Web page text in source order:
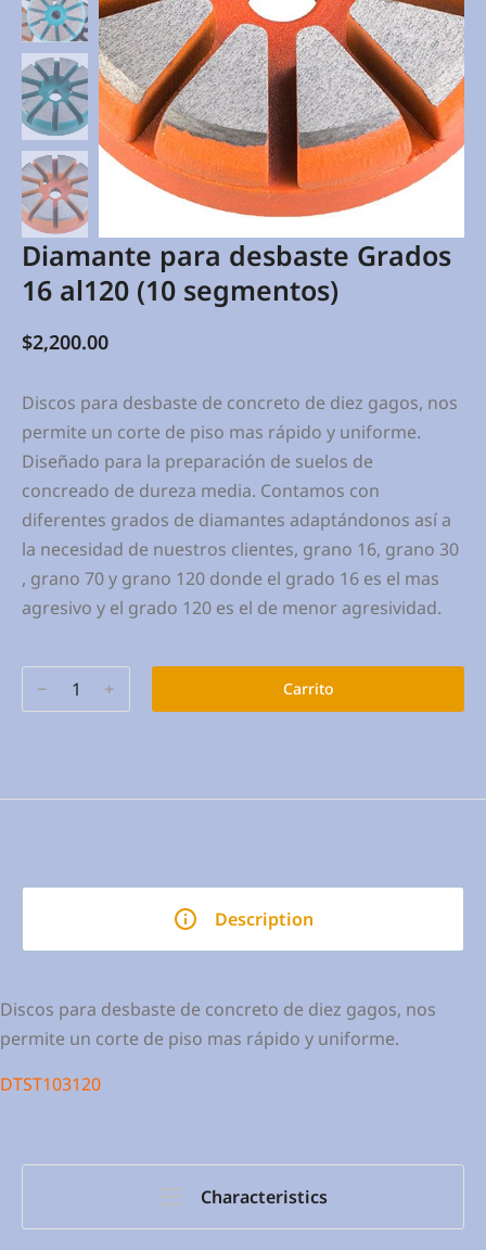
Diamante para desbaste Grados
16 al120 (10 segmentos)
$2,200.00
Discos para desbaste de concreto de diez gagos, nos
permite un corte de piso mas rápido y uniforme.
Diseñado para la preparación de suelos de
concreado de dureza media. Contamos con
diferentes grados de diamantes adaptándonos así a
la necesidad de nuestros clientes, grano 16, grano 30
, grano 70 y grano 120 donde el grado 16 es el mas
agresivo y el grado 120 es el de menor agresividad.
﹣ ﹢ Carrito
Description
Discos para desbaste de concreto de diez gagos, nos
permite un corte de piso mas rápido y uniforme.
DTST103120
Characteristics